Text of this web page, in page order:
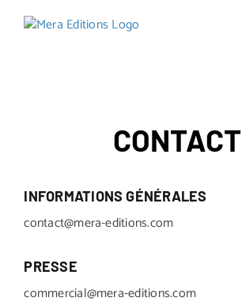
CONTACT
INFORMATIONS GÉNÉRALES
contact@mera-editions.com
PRESSE
commercial@mera-editions.com